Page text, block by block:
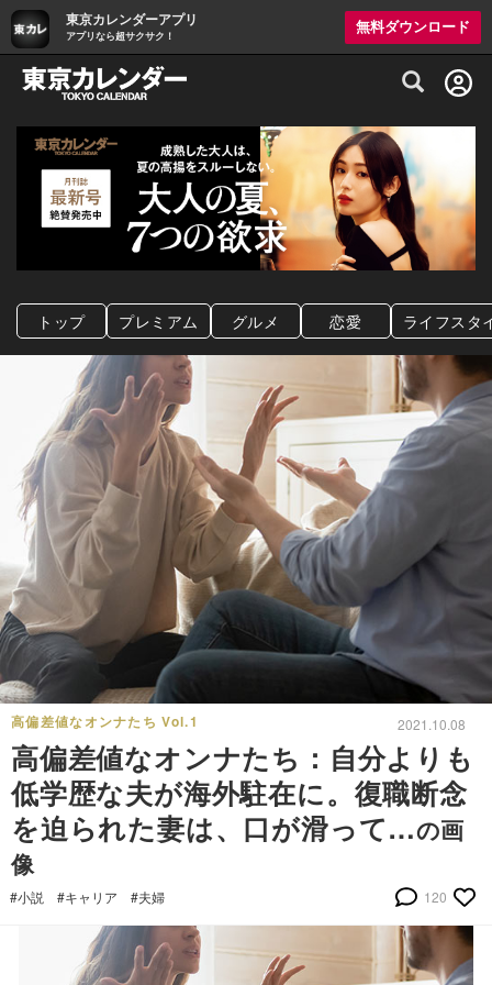
東京カレンダーアプリ
アプリなら超サクサク！
無料ダウンロード
グルメ情報・プレミアムレストラン予約
トップ プレミアム グルメ 恋愛 ライフスタ
高偏差値なオンナたち Vol.1 2021.10.08
高偏差値なオンナたち：自分よりも
低学歴な夫が海外駐在に。復職断念
を迫られた妻は、口が滑って…の画
像
#小説 #キャリア #夫婦 120